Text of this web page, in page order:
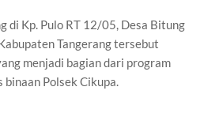
di Kp. Pulo RT 12/05, Desa Bitung
Tangerang tersebut
menjadi bagian dari program
Polsek Cikupa.